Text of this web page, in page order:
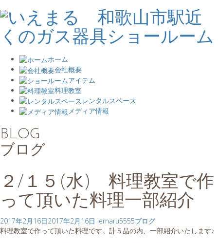
ホーム
会社概要
アイテム
料理教室
レンタルスペース
メディア情報
BLOG
ブログ
２/１５(水) 料理教室で作
って頂いた料理一部紹介
2017年2月16日2017年2月16日 iemaru5555ブログ
料理教室で作って頂いた料理です。計５品の内、一部紹介いたします♪